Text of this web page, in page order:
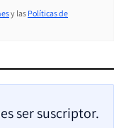
y las Políticas de
ser suscriptor.